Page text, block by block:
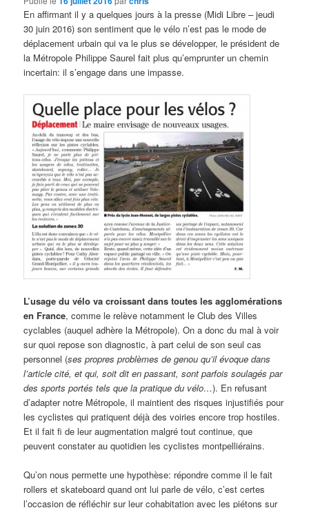
En affirmant il y a quelques jours à la presse (Midi Libre – jeudi
30 juin 2016) son sentiment que le vélo n’est pas le mode de
déplacement urbain qui va le plus se développer, le président de
la Métropole Philippe Saurel fait plus qu’emprunter un chemin
incertain: il s’engage dans une impasse.
L’usage du vélo va croissant dans toutes les agglomérations
en France, comme le relève notamment le Club des Villes
cyclables (auquel adhère la Métropole). On a donc du mal à voir
sur quoi repose son diagnostic, à part celui de son seul cas
personnel (ses propres problèmes de genou qu’il évoque dans
l’article cité, et qui, soit dit en passant, sont parfois soulagés par
des sports portés tels que la pratique du vélo…). En refusant
d’adapter notre Métropole, il maintient des risques injustifiés pour
les cyclistes qui pratiquent déjà des voiries encore trop hostiles.
Et il fait fi de leur augmentation malgré tout continue, que
peuvent constater au quotidien les cyclistes montpelliérains.
Qu’on nous permette une hypothèse: répondre comme il le fait
rollers et skateboard quand ont lui parle de vélo, c’est certes
l’occasion de réfléchir sur leur cohabitation avec les piétons sur